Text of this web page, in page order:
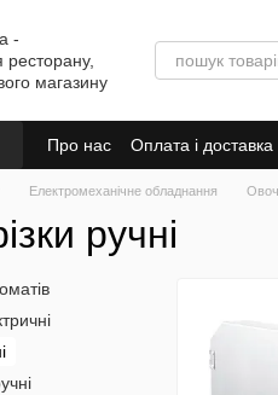
Про нас Оплата і доставка
Електромеханічне обладнання
ручні